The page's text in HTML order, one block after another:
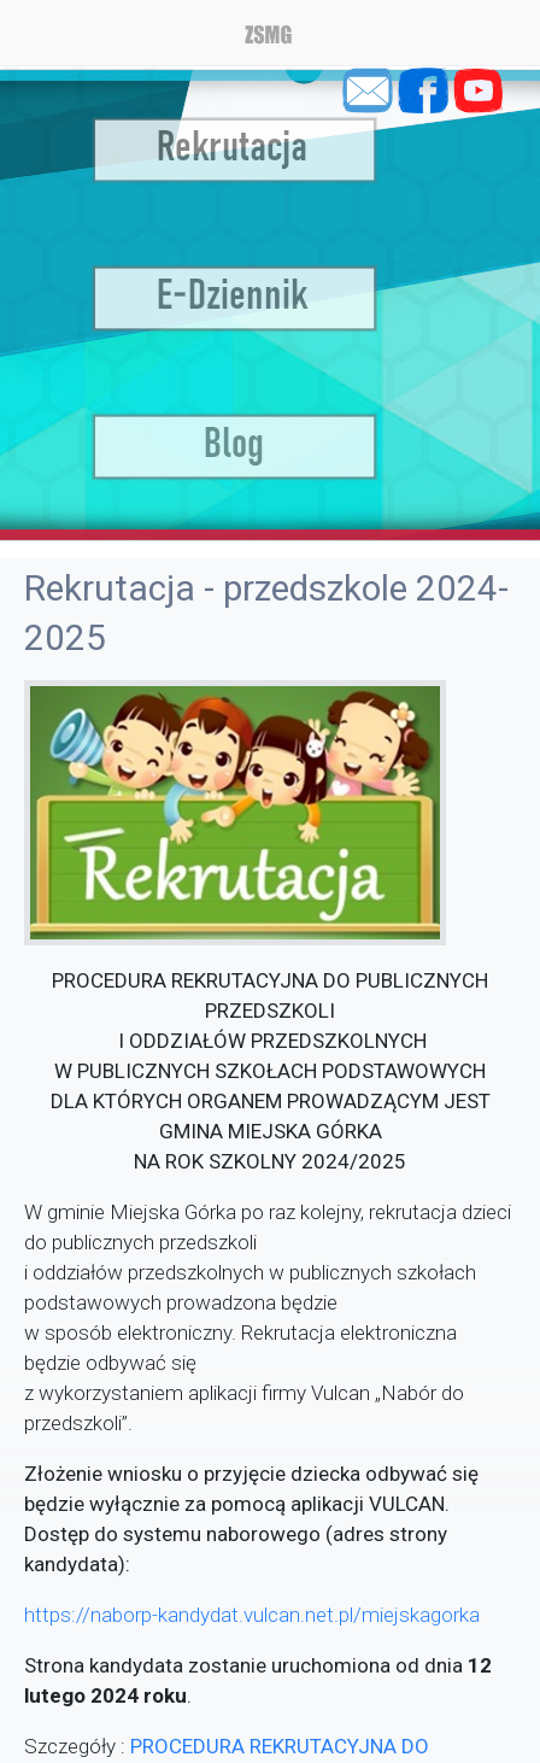
Rekrutacja - przedszkole 2024-
2025
PROCEDURA REKRUTACYJNA DO PUBLICZNYCH
PRZEDSZKOLI
I ODDZIAŁÓW PRZEDSZKOLNYCH
W PUBLICZNYCH SZKOŁACH PODSTAWOWYCH
DLA KTÓRYCH ORGANEM PROWADZĄCYM JEST
GMINA MIEJSKA GÓRKA
NA ROK SZKOLNY 2024/2025
W gminie Miejska Górka po raz kolejny, rekrutacja dzieci
do publicznych przedszkoli
i oddziałów przedszkolnych w publicznych szkołach
podstawowych prowadzona będzie
w sposób elektroniczny. Rekrutacja elektroniczna
będzie odbywać się
z wykorzystaniem aplikacji firmy Vulcan „Nabór do
przedszkoli”.
Złożenie wniosku o przyjęcie dziecka odbywać się
będzie wyłącznie za pomocą aplikacji VULCAN.
Dostęp do systemu naborowego (adres strony
kandydata):
https://naborp-kandydat.vulcan.net.pl/miejskagorka
Strona kandydata zostanie uruchomiona od dnia 12
lutego 2024 roku.
Szczegóły : PROCEDURA REKRUTACYJNA DO